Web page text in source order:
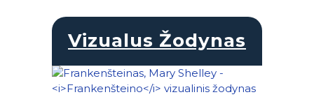
Vizualus Žodynas